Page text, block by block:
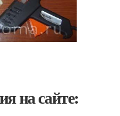
на сайте: